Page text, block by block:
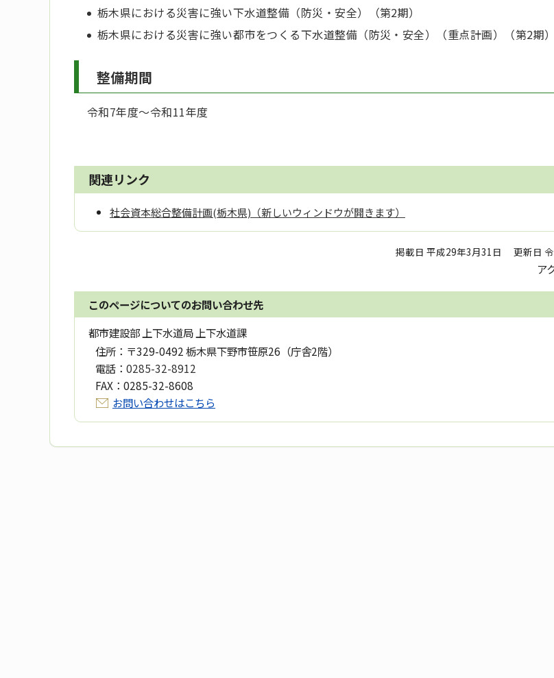
栃木県における災害に強い下水道整備（防災・安全）（第2期）
栃木県における災害に強い都市をつくる下水道整備（防災・安全）（重点計画）（第2期）
整備期間
令和7年度～令和11年度
関連リンク
社会資本総合整備計画(栃木県)（新しいウィンドウが開きます）
掲載日 平成29年3月31日 更新日
ア
このページについてのお問い合わせ先
都市建設部 上下水道局 上下水道課
住所： 〒329-0492 栃木県下野市笹原26（庁舎2階）
電話： 0285-32-8912
FAX： 0285-32-8608
お問い合わせはこちら